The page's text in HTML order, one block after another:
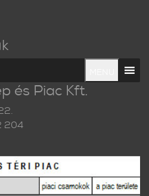
és Piac Kft.
204